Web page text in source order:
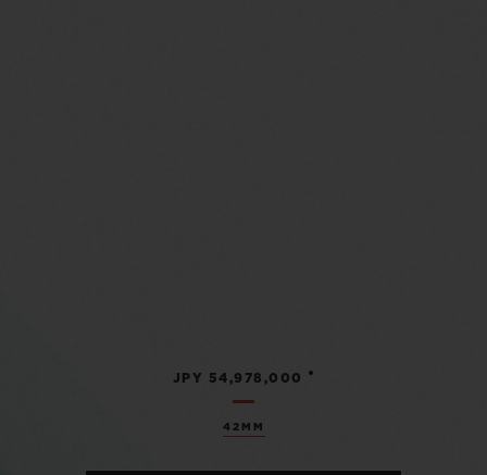
42MM
JPY 54,978,000 •